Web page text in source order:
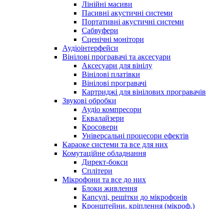
Лінійні масиви
Пасивні акустичні системи
Портативні акустичні системи
Сабвуфери
Сценічні монітори
Аудіоінтерфейси
Вінілові програвачі та аксесуари
Аксесуари для вінілу
Вінілові платівки
Вінілові програвачі
Картриджі для вінілових програвачів
Звукові обробки
Аудіо компресори
Еквалайзери
Кросовери
Універсальні процесори ефектів
Караоке системи та все для них
Комутаційне обладнання
Директ-бокси
Сплітери
Мікрофони та все до них
Блоки живлення
Капсулі, решітки до мікрофонів
Кронштейни, кріплення (мікроф.)